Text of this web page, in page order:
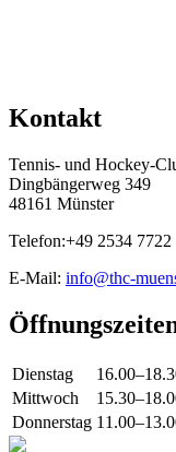
Kontakt
Tennis- und Hockey-
Dingbängerweg 349
48161 Münster
Telefon:+49 2534 7722
E-Mail: info@thc-
Dienstag
Mittwoch
Donnerstag